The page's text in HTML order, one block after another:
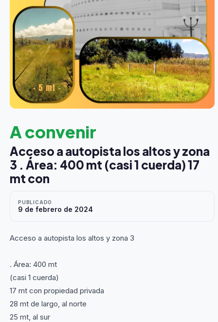
A convenir
Acceso a autopista los altos y zona
3 . Área: 400 mt (casi 1 cuerda) 17
mt con
PUBLICADO
9 de febrero de 2024
Acceso a autopista los altos y zona 3
. Área: 400 mt
(casi 1 cuerda)
17 mt con propiedad privada
28 mt de largo, al norte
25 mt, al sur